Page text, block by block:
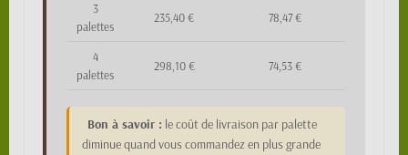
3
palettes
235,40 € 78,47 €
4
palettes
298,10 € 74,53 €
Bon à savoir : le coût de livraison par palette
diminue quand vous commandez en plus grande